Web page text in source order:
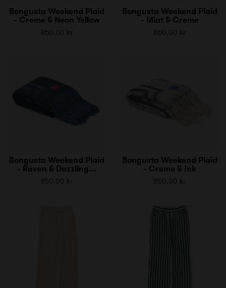
Bongusta Weekend Plaid
- Creme & Neon Yellow
850,00 kr
Bongusta Weekend Plaid
- Mint & Creme
850,00 kr
Bongusta Weekend Plaid
- Raven & Dazzling...
850,00 kr
Bongusta Weekend Plaid
- Creme & Ink
850,00 kr